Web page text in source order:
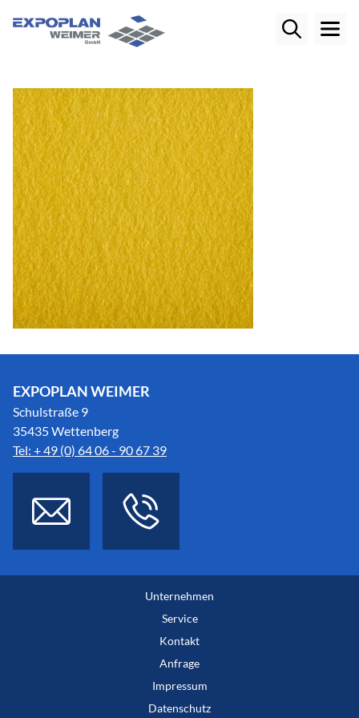
EXPOPLAN WEIMER
Schulstraße 9
35435 Wettenberg
Tel: + 49 (0) 64 06 - 90 67 39
Unternehmen
Service
Kontakt
Anfrage
Impressum
Datenschutz